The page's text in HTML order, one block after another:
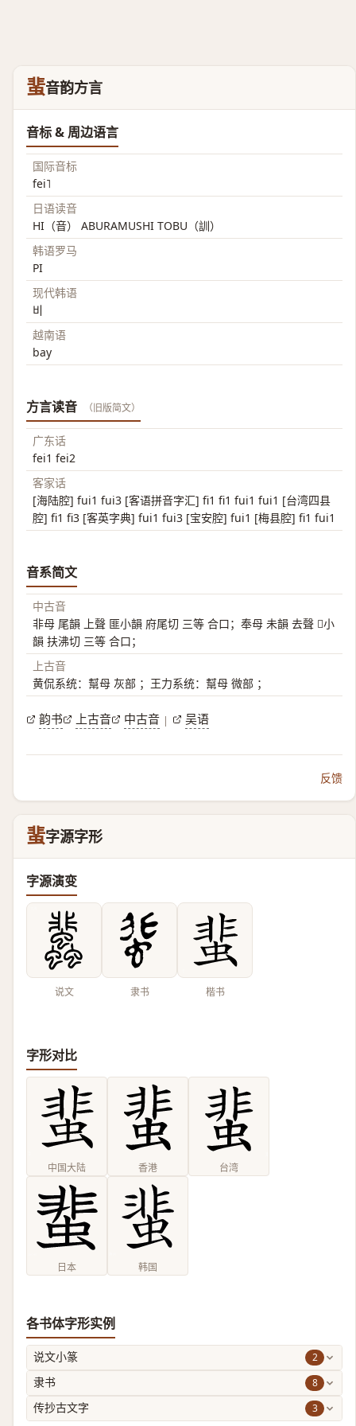
蜚音韵方言
音标 & 周边语言
国际音标
fei˥
日语读音
HI（音） ABURAMUSHI TOBU（訓）
韩语罗马
PI
现代韩语
비
越南语
bay
方言读音 （旧版简文）
广东话
fei1 fei2
客家话
[海陆腔] fui1 fui3 [客语拼音字汇] fi1 fi1 fui1 fui1 [台湾四县
腔] fi1 fi3 [客英字典] fui1 fui3 [宝安腔] fui1 [梅县腔] fi1 fui1
音系简文
中古音
非母 尾韻 上聲 匪小韻 府尾切 三等 合口；奉母 未韻 去聲 𦦷小
韻 扶沸切 三等 合口；
上古音
黄侃系统：幫母 灰部 ；王力系统：幫母 微部 ；
韵书 上古音 中古音 | 吴语
反馈
蜚字源字形
字源演变
说文 隶书 楷书
字形对比
中国大陆 香港 台湾
日本 韩国
各书体字形实例
说文小篆 2
隶书 8
传抄古文字 3